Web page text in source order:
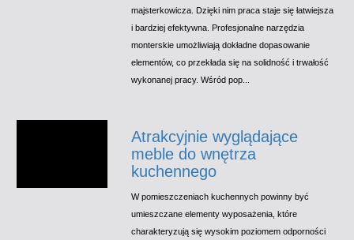
majsterkowicza. Dzięki nim praca staje się łatwiejsza
i bardziej efektywna. Profesjonalne narzędzia
monterskie umożliwiają dokładne dopasowanie
elementów, co przekłada się na solidność i trwałość
wykonanej pracy. Wśród pop...
Atrakcyjnie wyglądające
meble do wnętrza
kuchennego
W pomieszczeniach kuchennych powinny być
umieszczane elementy wyposażenia, które
charakteryzują się wysokim poziomem odporności